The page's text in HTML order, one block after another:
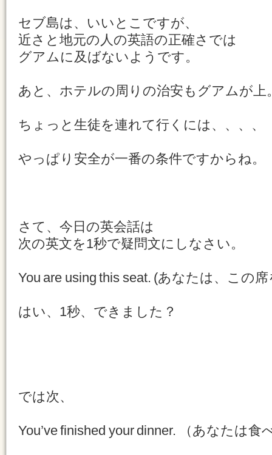
セブ島は、いいとこですが、
近さと地元の人の英語の正確さでは
グアムに及ばないようです。
あと、ホテルの周りの治安もグアムが上
ちょっと生徒を連れて行くには、、、、
やっぱり安全が一番の条件ですからね。
さて、今日の英会話は
次の英文を1秒で疑問文にしなさい。
You are using this seat. (あなたは、この
はい、1秒、できました？
では次、
You’ve finished your dinner. （あなたは